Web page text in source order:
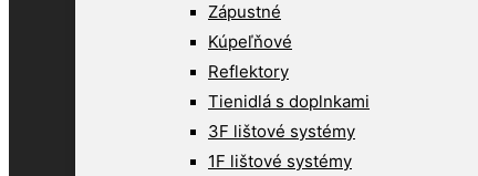
Zápustné
Kúpeľňové
Reflektory
Tienidlá s doplnkami
3F lištové systémy
1F lištové systémy